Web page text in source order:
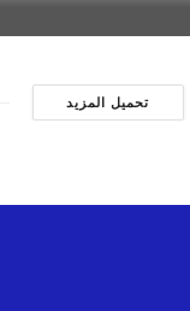
تحميل المزيد